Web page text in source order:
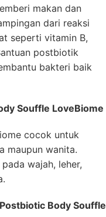
makan dan
dari reaksi
seperti vitamin B,
postbiotik
bakteri baik
Souffle LoveBiome
cocok untuk
maupun wanita.
wajah, leher,
Body Souffle